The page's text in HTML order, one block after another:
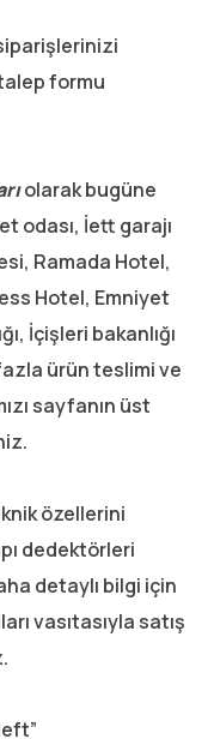
formu
olarak bugüne
odası, İett garajı
Ramada Hotel,
Hotel, Emniyet
İçişleri bakanlığı
ürün teslimi ve
sayfanın üst
özellerini
dedektörleri
detaylı bilgi için
vasıtasıyla satış